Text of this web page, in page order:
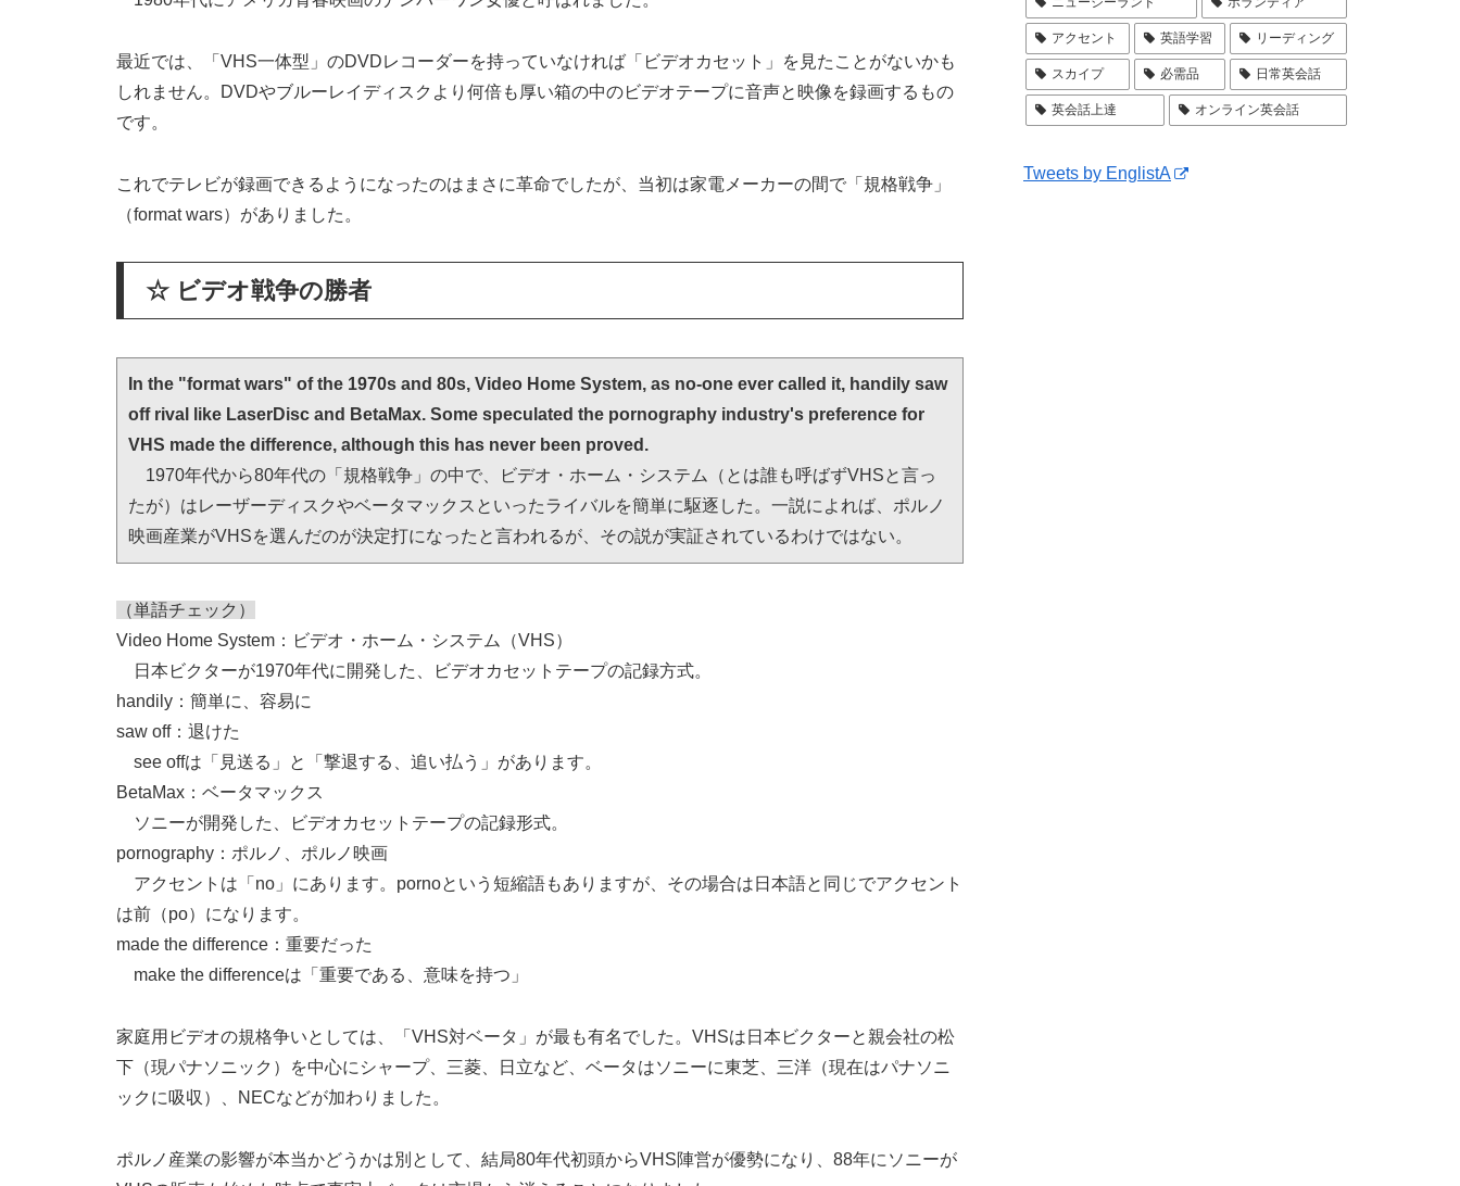
最近では、「VHS一体型」のDVDレコーダーを持っていなければ「ビデオカセット」を見たことがないかも
しれません。DVDやブルーレイディスクより何倍も厚い箱の中のビデオテープに音声と映像を録画するもの
です。
これでテレビが録画できるようになったのはまさに革命でしたが、当初は家電メーカーの間で「規格戦争」
（format wars）がありました。
☆ ビデオ戦争の勝者
In the "format wars" of the 1970s and 80s, Video Home System, as no-one ever called it, handily saw
off rival like LaserDisc and BetaMax. Some speculated the pornography industry's preference for
VHS made the difference, although this has never been proved.
1970年代から80年代の「規格戦争」の中で、ビデオ・ホーム・システム（とは誰も呼ばずVHSと言っ
たが）はレーザーディスクやベータマックスといったライバルを簡単に駆逐した。一説によれば、ポルノ
映画産業がVHSを選んだのが決定打になったと言われるが、その説が実証されているわけではない。
（単語チェック）
Video Home System：ビデオ・ホーム・システム（VHS）
日本ビクターが1970年代に開発した、ビデオカセットテープの記録方式。
handily：簡単に、容易に
saw off：退けた
see offは「見送る」と「撃退する、追い払う」があります。
BetaMax：ベータマックス
ソニーが開発した、ビデオカセットテープの記録形式。
pornography：ポルノ、ポルノ映画
アクセントは「no」にあります。pornoという短縮語もありますが、その場合は日本語と同じでアクセント
は前（po）になります。
made the difference：重要だった
make the differenceは「重要である、意味を持つ」
家庭用ビデオの規格争いとしては、「VHS対ベータ」が最も有名でした。VHSは日本ビクターと親会社の松
下（現パナソニック）を中心にシャープ、三菱、日立など、ベータはソニーに東芝、三洋（現在はパナソニ
ックに吸収）、NECなどが加わりました。
ポルノ産業の影響が本当かどうかは別として、結局80年代初頭からVHS陣営が優勢になり、88年にソニーが
アクセント 英語学習 リーディング
スカイプ 必需品 日常英会話
英会話上達 オンライン英会話
Tweets by EnglistA